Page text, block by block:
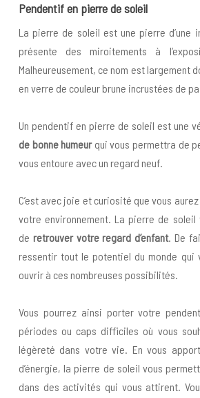
Pendentif en pierre de soleil
La pierre de soleil est une pierre d’une
présente des miroitements à
Malheureusement, ce nom est largement
en verre de couleur brune incrustées de
Un pendentif en pierre de soleil est une
de bonne humeurqui vous permettra de
vous entoure avec un regard neuf.
C’est avec joie et curiosité que vous
votre environnement. La pierre de
de retrouver votre regard d’enfant. De
ressentir tout le potentiel du monde qui
ouvrir à ces nombreuses possibilités.
Vous pourrez ainsi porter votre
périodes ou caps difficiles où vous
légèreté dans votre vie. En vous
d’énergie, la pierre de soleil vous
dans des activités qui vous attirent.